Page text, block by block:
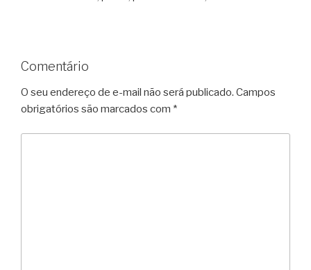
Comentário
O seu endereço de e-mail não será publicado. Campos
obrigatórios são marcados com *